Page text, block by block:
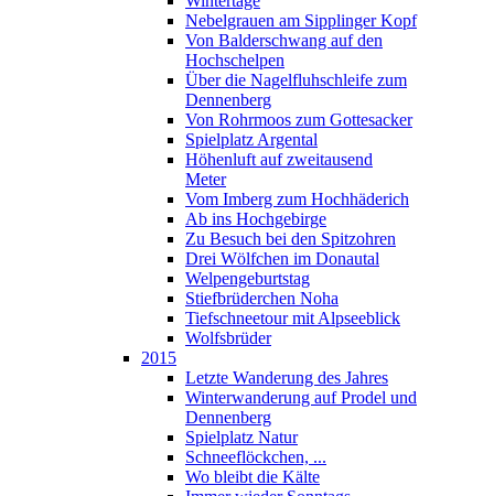
Nebelgrauen am Sipplinger Kopf
Von Balderschwang auf den
Hochschelpen
Über die Nagelfluhschleife zum
Dennenberg
Von Rohrmoos zum Gottesacker
Spielplatz Argental
Höhenluft auf zweitausend
Meter
Vom Imberg zum Hochhäderich
Ab ins Hochgebirge
Zu Besuch bei den Spitzohren
Drei Wölfchen im Donautal
Welpengeburtstag
Stiefbrüderchen Noha
Tiefschneetour mit Alpseeblick
Wolfsbrüder
2015
Letzte Wanderung des Jahres
Winterwanderung auf Prodel und
Dennenberg
Spielplatz Natur
Schneeflöckchen, ...
Wo bleibt die Kälte